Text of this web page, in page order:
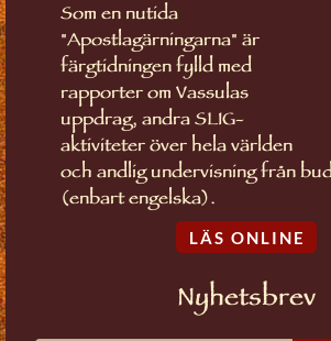
Som en nutida
"Apostlagärningarna" är
färgtidningen fylld med
rapporter om Vassulas
uppdrag, andra SLIG-
aktiviteter över hela världen
och andlig undervisning från
(enbart engelska).
LÄS ONLINE
Nyhetsbrev